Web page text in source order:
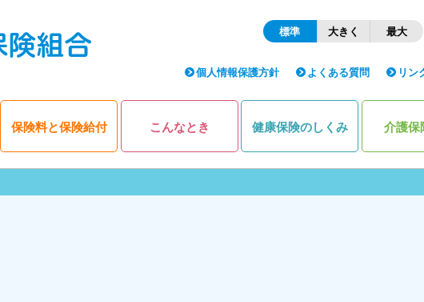
保険料と保険給付 こんなとき 健康保険のしくみ 介護保
個人情報保護方針 よくある質問 リン
標準 大きく 最大